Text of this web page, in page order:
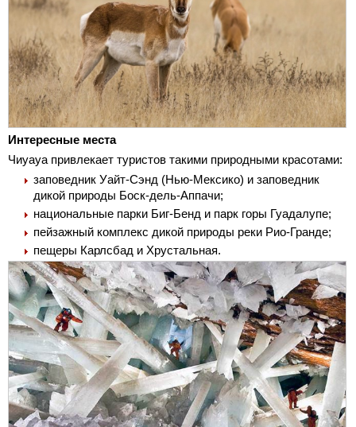
Интересные места
Чиуауа привлекает туристов такими природными красотами:
заповедник Уайт-Сэнд (Нью-Мексико) и заповедник
дикой природы Боск-дель-Аппачи;
национальные парки Биг-Бенд и парк горы Гуадалупе;
пейзажный комплекс дикой природы реки Рио-Гранде;
пещеры Карлсбад и Хрустальная.